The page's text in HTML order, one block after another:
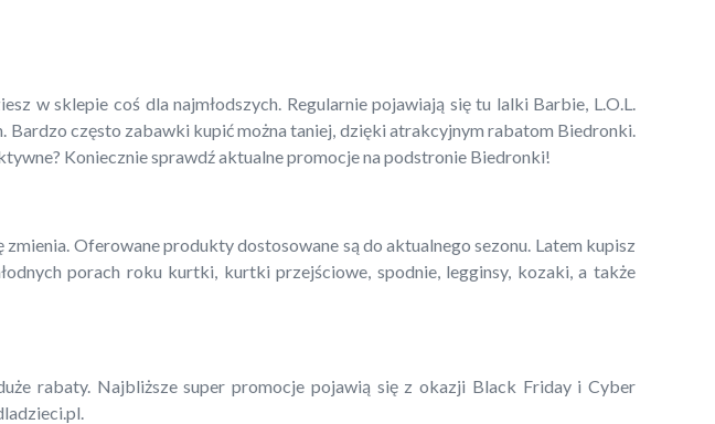
w sklepie coś dla najmłodszych. Regularnie pojawiają się tu lalki Barbie, L.O.L.
często zabawki kupić można taniej, dzięki atrakcyjnym rabatom Biedronki.
Koniecznie sprawdź aktualne promocje na podstronie Biedronki!
Oferowane produkty dostosowane są do aktualnego sezonu. Latem kupisz
porach roku kurtki, kurtki przejściowe, spodnie, legginsy, kozaki, a także
rabaty. Najbliższe super promocje pojawią się z okazji Black Friday i Cyber